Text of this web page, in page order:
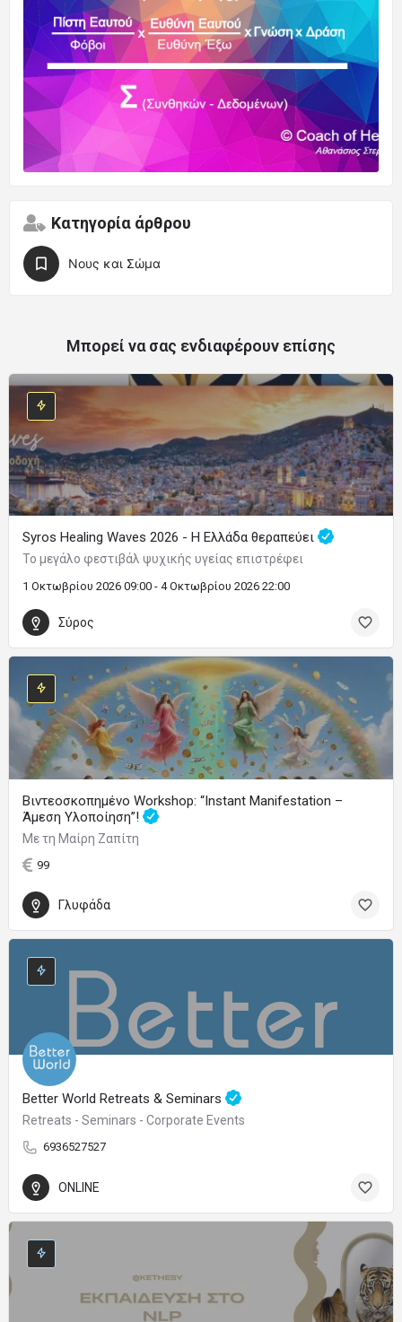
Κατηγορία άρθρου
Νους και Σώμα
Μπορεί να σας ενδιαφέρουν επίσης
Syros Healing Waves 2026 - Η Ελλάδα θεραπεύει
Το μεγάλο φεστιβάλ ψυχικής υγείας επιστρέφει
1 Οκτωβρίου 2026 09:00 - 4 Οκτωβρίου 2026 22:00
Σύρος
Βιντεοσκοπημένο Workshop: “Instant Manifestation –
Άμεση Υλοποίηση”!
Με τη Μαίρη Ζαπίτη
99
Γλυφάδα
Better World Retreats & Seminars
Retreats - Seminars - Corporate Events
6936527527
ONLINE